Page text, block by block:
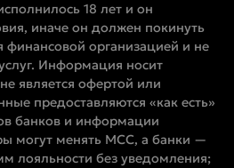
18 лет и он
иначе он должен покинуть
финансовой организацией и не
Информация носит
является офертой или
предоставляются «как есть»
банков и информации
могут менять MCC, а банки —
лояльности без уведомления;